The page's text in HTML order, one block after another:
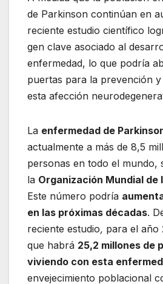
de Parkinson continúan en
reciente estudio científico
gen clave asociado al
enfermedad, lo que podría
puertas para la prevención
esta afección
La enfermedad de
actualmente a más de 8,5
personas en todo el mundo,
la Organización Mundial de
Este número podría
en las próximas décadas.
reciente estudio, para el año
que habrá 25,2 millones de
viviendo con esta
envejecimiento poblacional